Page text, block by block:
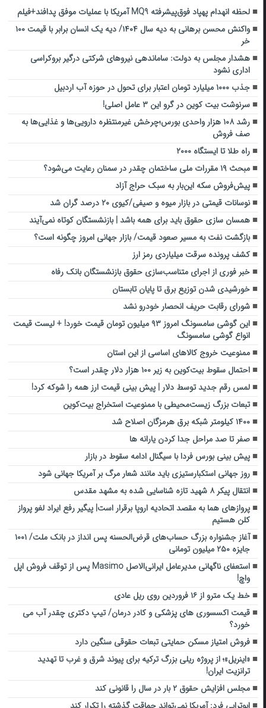
لحظه انهدام پهپاد فوق‌پیشرفته MQ9 آمریکا با عملیات موفق پدافند+فیلم
واکنش محسن برهانی به دیه سال ١٤٠٤/ دیه یک انسان برابر با قیمت ١٠٠
خر
هشدار مجلس به دولت: ساماندهی نیروهای شرکتی درگیر بروکراسی
اداری نشود
جذب ۱۰۰۰ میلیارد تومان اعتبار برای تحول در حوزه آب اردبیل
سرنوشت بیت کوین در گرو این ۳ عامل اصلی!
رشد ۱۰۸ هزار واحدی بورس؛چرخش غیرمنتظره دارویی‌ها و غذایی‌ها به
صف فروش
راه طلا تا ایستگاه ۲۰۰۰
مبحث ۱۹ مقررات ملی ساختمان چقدر در سمنان رعایت می‌شود؟
پیش‌فروش سکه این‌بار به سبک حراج آزاد
نوسانات قیمتی در بازار میوه و صیفی/کیوی ۲۰ درصد گران شد
همسان سازی حقوق باید برای همه باشد | بازنشستگان کوتاه نمی‌آیند
بازگشت نفت به مسیر صعود قیمت/ بازار جهانی امروز چگونه است؟
کشف پرونده سرقت میلیاردی رمز ارز
خبر فوری از اجرای متناسب‌سازی حقوق بازنشستگان بانک رفاه
خورشیدی شدن توزیع برق تا پایان تابستان
شورای رقابت حریف انحصار خودرو نشد
این گوشی سامسونگ امروز ۹۳ میلیون تومان قیمت خورد! + لیست قیمت
انواع گوشی سامسونگ
ممنوعیت خروج کالاهای اساسی از این استان
احتمال سقوط بیت‌کوین به زیر ۱۰۰ هزار دلار چقدر است؟
لمس رقم جدید توسط دلار | پیش بینی قیمت ارز همه را شوکه کرد!
تبعات بزرگ زیست‌محیطی با ممنوعیت استخراج بیت‌کوین
۱۴۰۰ کیلومتر شبکه برق هرمزگان اصلاح شد
صفر تا صد مراحل جدا کردن یارانه ها
پیش بینی بورس فردا با سیگنال ادامه سقوط در بازار
روز جهانی استکبارستیزی باید مانند شعار مرگ بر آمریکا جهانی شود
انتقال پیکر ۸ شهید تازه شناسایی شده به مشهد مقدس
پروازهای هما به مقصد اتحادیه اروپا برقرار است| پیگیر رفع ایراد لغو پرواز
کلن هستیم
آغاز جشنواره بزرگ حساب‌های قرض‌الحسنه پس انداز در بانک ملت/ ۱۰۰۱
جایزه ۲۵۰ میلیون تومانی
استعفای ناگهانی مدیرعامل ایرانی‌الاصل Masimo پس از توقف فروش اپل
واچ!
خط یک مترو از ۱۶ فروردین روی ریل عادی
قیمت اکسسوری های پزشکی و کادر درمان/ تیپ دکتری چقدر آب می
خورد؟
فروش امتیاز مسکن حمایتی تبعات حقوقی سنگین دارد
«اینریل»؛ از پروژه ریلی بزرگ ترکیه برای پیوند شرق و غرب تا تهدید
ترانزیت ایران!
مجلس افزایش حقوق ۲ بار در سال را قانونی کند